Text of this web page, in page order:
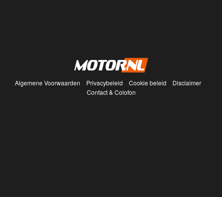
Algemene Voorwaarden Privacybeleid Cookie beleid
Disclaimer
Contact & Colofon